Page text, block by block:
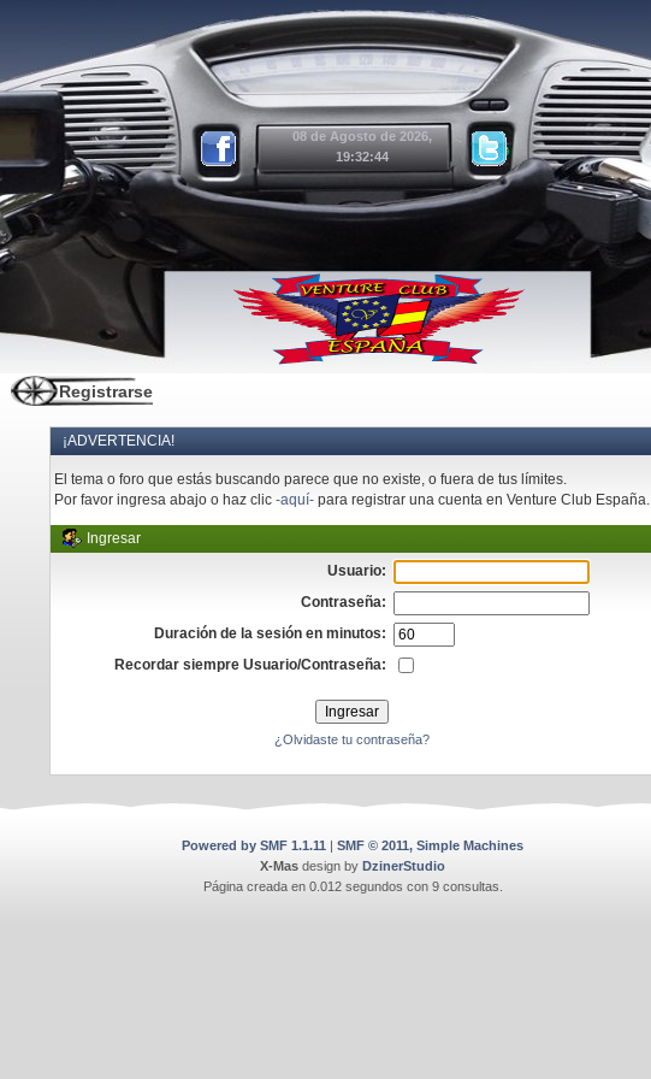
08 de Agosto de 2026,
19:32:44
Registrarse
¡ADVERTENCIA!
El tema o foro que estás buscando parece que no existe, o fuera de tus límites.
Por favor ingresa abajo o haz clic-aquí- para registrar una cuenta en Venture Club España.
Ingresar
Usuario:
Contraseña:
Duración de la sesión en minutos:
Recordar siempre Usuario/Contraseña:
¿Olvidaste tu contraseña?
Powered by SMF 1.1.11 | SMF © 2011, Simple Machines
X-Mas design by DzinerStudio
Página creada en 0.012 segundos con 9 consultas.